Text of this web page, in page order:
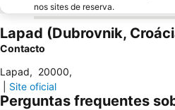
nos sites de reserva.
Lapad (Dubrovnik,
Contacto
Lapad, 20000,
Site oficial
Perguntas frequentes